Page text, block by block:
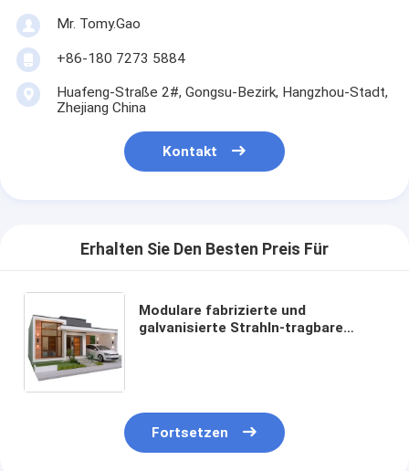
Mr. Tomy.Gao
+86-180 7273 5884
Huafeng-Straße 2#, Gongsu-Bezirk, Hangzhou-Stadt,
Zhejiang China
Kontakt
Erhalten Sie Den Besten Preis Für
Modulare fabrizierte und
galvanisierte Strahln-tragbare
Fortsetzen